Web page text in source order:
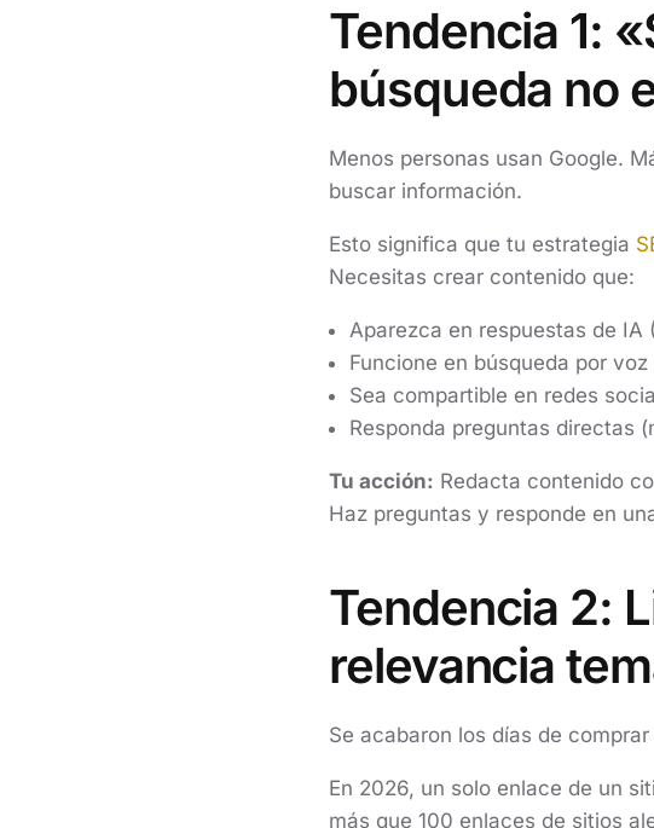
Tendencia 1:
búsqueda no
Menos personas usan Google.
buscar información.
Esto significa que tu estrategia
Necesitas crear contenido que:
Aparezca en respuestas de IA
Funcione en búsqueda por
Sea compartible en redes
Responda preguntas directas
Tu acción: Redacta contenido
Haz preguntas y responde en
Tendencia 2:
relevancia
Se acabaron los días de
En 2026, un solo enlace de un
más que 100 enlaces de sitios